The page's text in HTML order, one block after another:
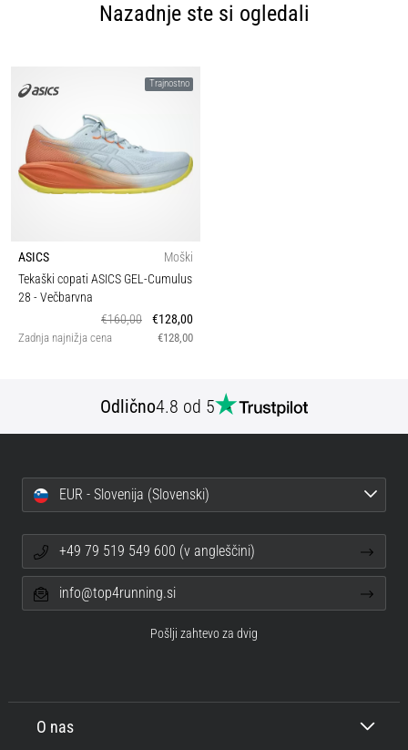
Nazadnje ste si ogledali
Trajnostno
ASICS
Moški
Tekaški copati ASICS GEL-Cumulus
28 - Večbarvna
€160,00
€128,00
Zadnja najnižja cena €128,00
Odlično4.8 od 5
O nas
EUR - Slovenija (Slovenski)
+49 79 519 549 600 (v angleščini)
info@top4running.si
Pošlji zahtevo za dvig